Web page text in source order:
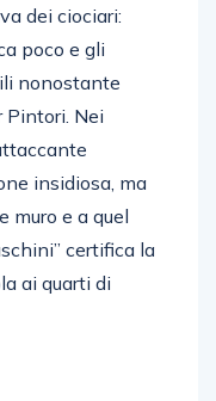
dei ciociari:
poco e gli
nonostante
Pintori. Nei
insidiosa, ma
muro e a quel
certifica la
ai quarti di